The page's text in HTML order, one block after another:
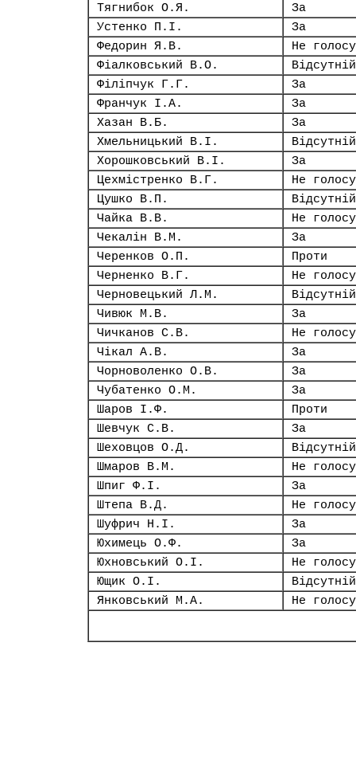
Тягнибок О.Я.
За
Устенко П.І.
За
Федорин Я.В.
Не
Фіалковський В.О.
Відсутній
Філіпчук Г.Г.
За
Франчук І.А.
За
Хазан В.Б.
За
Хмельницький В.І.
Відсутній
Хорошковський В.І.
За
Цехмістренко В.Г.
Не
Цушко В.П.
Відсутній
Чайка В.В.
Не
Чекалін В.М.
За
Черенков О.П.
Проти
Черненко В.Г.
Не
Черновецький Л.М.
Відсутній
Чивюк М.В.
За
Чичканов С.В.
Не
Чікал А.В.
За
Чорноволенко О.В.
За
Чубатенко О.М.
За
Шаров І.Ф.
Проти
Шевчук С.В.
За
Шеховцов О.Д.
Відсутній
Шмаров В.М.
Не
Шпиг Ф.І.
За
Штепа В.Д.
Не
Шуфрич Н.І.
За
Юхимець О.Ф.
За
Юхновський О.І.
Не
Ющик О.І.
Відсутній
Янковський М.А.
Не